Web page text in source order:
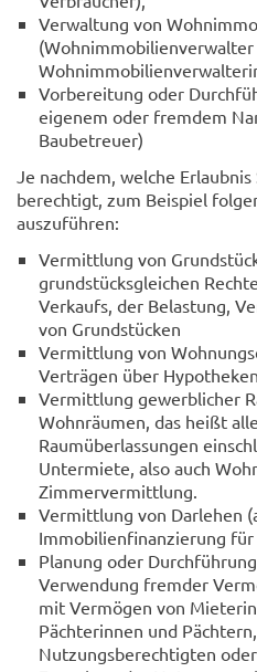
Verwaltung von
(Wohnimmobilienverwalter
Vorbereitung oder
eigenem oder fremdem
Baubetreuer)
Je nachdem, welche
berechtigt, zum Beispiel
auszuführen:
Vermittlung von
grundstücksgleichen
Verkaufs, der Belastung,
von Grundstücken
Vermittlung von
Verträgen über
Vermittlung gewerblicher
Wohnräumen, das heißt
Raumüberlassungen
Untermiete, also auch
Zimmervermittlung.
Vermittlung von Darlehen
Immobilienfinanzierung für
Planung oder
Verwendung fremder
mit Vermögen von
Pächterinnen und
Nutzungsberechtigten